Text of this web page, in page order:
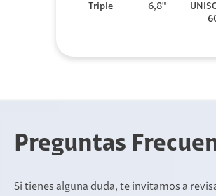
Triple
6,8"
Preguntas
Si tienes alguna duda, te invitamos a